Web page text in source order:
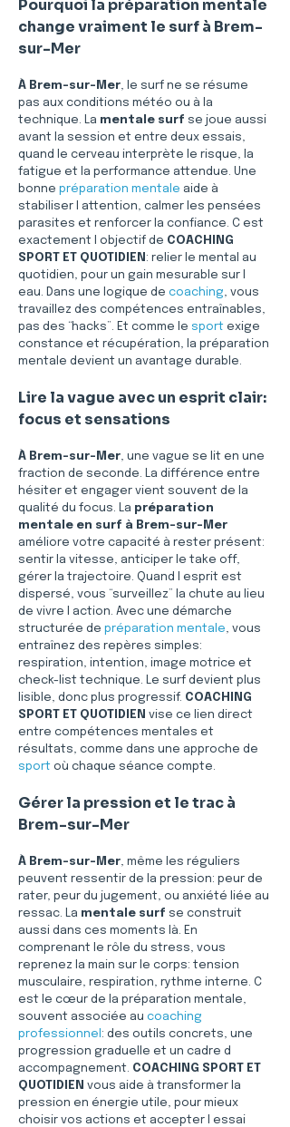
Pourquoi la préparation mentale
change vraiment le surf à Brem-
sur-Mer
À Brem-sur-Mer, le surf ne se résume
pas aux conditions météo ou à la
technique. La mentale surf se joue aussi
avant la session et entre deux essais,
quand le cerveau interprète le risque, la
fatigue et la performance attendue. Une
bonne préparation mentale aide à
stabiliser l attention, calmer les pensées
parasites et renforcer la confiance. C est
exactement l objectif de COACHING
SPORT ET QUOTIDIEN : relier le mental au
quotidien, pour un gain mesurable sur l
eau. Dans une logique de coaching, vous
travaillez des compétences entraînables,
pas des “hacks”. Et comme le sport exige
constance et récupération, la préparation
mentale devient un avantage durable.
Lire la vague avec un esprit clair:
focus et sensations
À Brem-sur-Mer, une vague se lit en une
fraction de seconde. La différence entre
hésiter et engager vient souvent de la
qualité du focus. La préparation
mentale en surf à Brem-sur-Mer
améliore votre capacité à rester présent:
sentir la vitesse, anticiper le take off,
gérer la trajectoire. Quand l esprit est
dispersé, vous “surveillez” la chute au lieu
de vivre l action. Avec une démarche
structurée de préparation mentale, vous
entraînez des repères simples:
respiration, intention, image motrice et
check-list technique. Le surf devient plus
lisible, donc plus progressif. COACHING
SPORT ET QUOTIDIEN vise ce lien direct
entre compétences mentales et
résultats, comme dans une approche de
sport où chaque séance compte.
Gérer la pression et le trac à
Brem-sur-Mer
À Brem-sur-Mer, même les réguliers
peuvent ressentir de la pression: peur de
rater, peur du jugement, ou anxiété liée au
ressac. La mentale surf se construit
aussi dans ces moments là. En
comprenant le rôle du stress, vous
reprenez la main sur le corps: tension
musculaire, respiration, rythme interne. C
est le cœur de la préparation mentale,
souvent associée au coaching
professionnel : des outils concrets, une
progression graduelle et un cadre d
accompagnement. COACHING SPORT ET
QUOTIDIEN vous aide à transformer la
pression en énergie utile, pour mieux
choisir vos actions et accepter l essai